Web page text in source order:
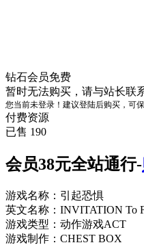
钻石会员免费
暂时无法购买，请与站长联
您当前未登录！建议登陆后购买，可
付费资源
已售 190
会员38元全站通行-
游戏名称：引起恐惧
英文名称：INVITATION To
游戏类型：动作游戏ACT
游戏制作：CHEST BOX